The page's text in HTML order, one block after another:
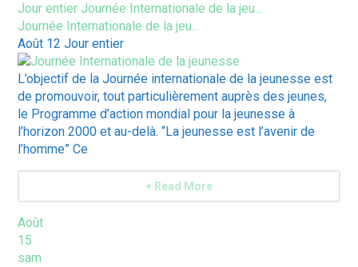
Jour entierJournée Internationale de la jeu...
Journée Internationale de la jeu...
Août 12Jour entier
L’objectif de la Journée internationale de la jeunesse est
de promouvoir, tout particulièrement auprès des jeunes,
le Programme d’action mondial pour la jeunesse à
l’horizon 2000 et au-delà. “La jeunesse est l’avenir de
l’homme” Ce
+ Read More
Août
15
sam